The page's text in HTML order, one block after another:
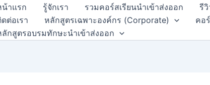
าแรก รู้จักเรา รวมคอร์สเรียนนำเข้าส่งออก รี
ต่อเรา
หลักสูตรเฉพาะองค์กร (Corporate)
คอ
กสูตรอบรมทักษะนำเข้าส่งออก